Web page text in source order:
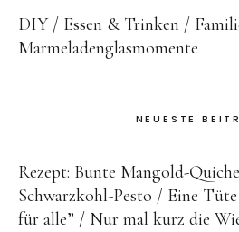
DIY Essen & Trinken
Marmeladenglasmomente
NEUESTE
Rezept: Bunte Mangold-Quiche
Schwarzkohl-Pesto
Eine
für alle”
Nur mal kurz die